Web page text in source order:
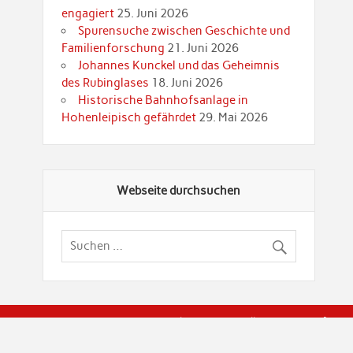
engagiert 25. Juni 2026
Spurensuche zwischen Geschichte und
Familienforschung 21. Juni 2026
Johannes Kunckel und das Geheimnis
des Rubinglases 18. Juni 2026
Historische Bahnhofsanlage in
Hohenleipisch gefährdet 29. Mai 2026
Webseite durchsuchen
© Brandenburgische Genealogische Gesellschaft (BGG)